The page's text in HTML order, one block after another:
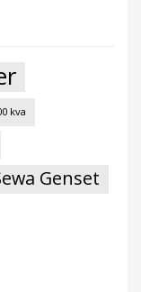
kva
Genset